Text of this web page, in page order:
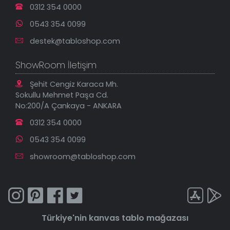
0312 354 0000
0543 354 0099
destek@tabloshop.com
ShowRoom İletişim
Şehit Cengiz Karaca Mh.
Sokullu Mehmet Paşa Cd.
No:200/A Çankaya - ANKARA
0312 354 0000
0543 354 0099
showroom@tabloshop.com
Türkiye'nin kanvas tablo mağazası